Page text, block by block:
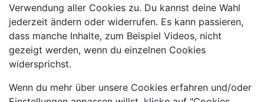
Verwendung aller Cookies zu. Du kannst deine Wahl
jederzeit ändern oder widerrufen. Es kann passieren,
dass manche Inhalte, zum Beispiel Videos, nicht
gezeigt werden, wenn du einzelnen Cookies
widersprichst.
Wenn du mehr über unsere Cookies erfahren und/oder